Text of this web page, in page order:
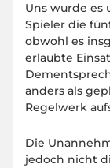
Uns wurde es
Spieler die
obwohl es
erlaubte
anders als
Regelwerk
Die
jedoch nicht